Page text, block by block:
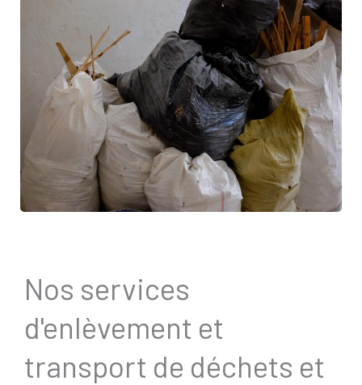
Nos services
d'enlèvement et
transport de déchets et